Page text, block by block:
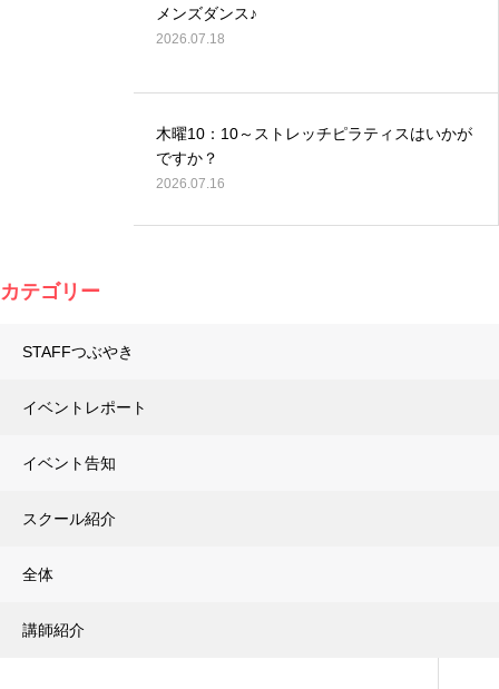
メンズダンス♪
2026.07.18
木曜10：10～ストレッチピラティスはいかが
ですか？
2026.07.16
カテゴリー
STAFFつぶやき
イベントレポート
イベント告知
スクール紹介
全体
講師紹介